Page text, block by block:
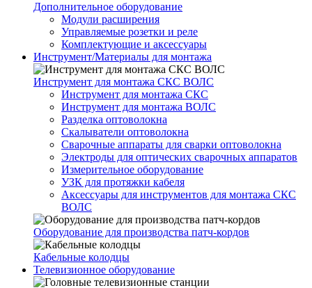
Дополнительное оборудование
Модули расширения
Управляемые розетки и реле
Комплектующие и аксессуары
Инструмент/Материалы для монтажа
Инструмент для монтажа СКС ВОЛС
Инструмент для монтажа СКС
Инструмент для монтажа ВОЛС
Разделка оптоволокна
Скалыватели оптоволокна
Сварочные аппараты для сварки оптоволокна
Электроды для оптических сварочных аппаратов
Измерительное оборудование
УЗК для протяжки кабеля
Аксессуары для инструментов для монтажа СКС
ВОЛС
Оборудование для производства патч-кордов
Кабельные колодцы
Телевизионное оборудование